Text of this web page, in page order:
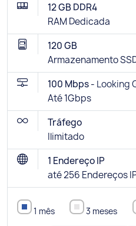
12 GB DDR4
RAM Dedicada
120 GB
Armazenamento
100 Mbps - Looking
Até 1Gbps
Tráfego
Ilimitado
1 Endereço IP
até 256 Endereços
1 mês 3 meses